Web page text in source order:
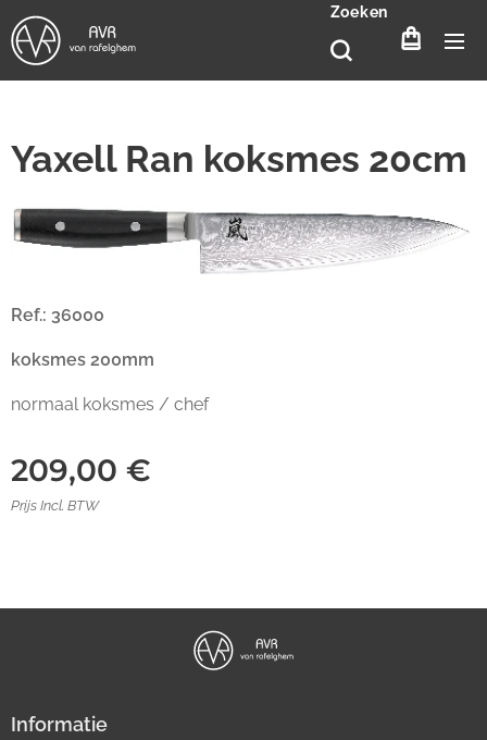
Zoeken
Yaxell Ran koksmes 20cm
Ref.: 36000
koksmes 200mm
normaal koksmes / chef
209,00 €
Prijs Incl. BTW
Informatie